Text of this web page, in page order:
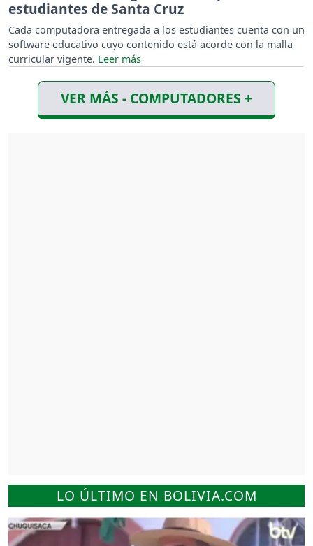
estudiantes de Santa Cruz
Cada computadora entregada a los estudiantes cuenta con un
software educativo cuyo contenido está acorde con la malla
curricular vigente.
VER MÁS - COMPUTADORES +
LO ÚLTIMO EN BOLIVIA.COM